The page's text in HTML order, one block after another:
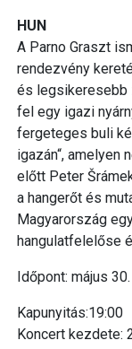
HUN
A Parno Graszt
rendezvény
és legsikeresebb
fel egy igazi
fergeteges buli
igazán“, amelyen
előtt Peter
a hangerőt és
Magyarország
hangulatfelelőse
Időpont: május
Kapunyitás:19:00
Koncert kezdete: